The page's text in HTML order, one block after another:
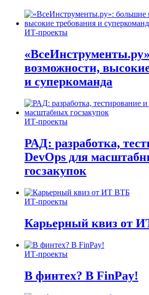
ИТ-проекты
возможности,
и суперкоманда
ИТ-проекты
РАД: разработка,
DevOps для
госзакупок
ИТ-проекты
Карьерный квиз от
ИТ-проекты
В финтех? В FinPay!